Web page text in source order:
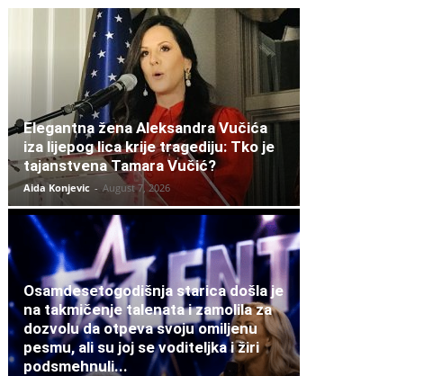
Elegantna žena Aleksandra Vučića
iza lijepog lica krije tragediju: Tko je
tajanstvena Tamara Vučić?
Aida Konjevic - August 7, 2026
Osamdesetogodišnja starica došla je
na takmičenje talenata i zamolila za
dozvolu da otpeva svoju omiljenu
pesmu, ali su joj se voditeljka i žiri
podsmehnuli...